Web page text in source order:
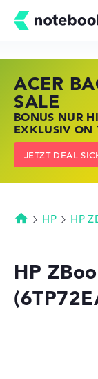
ACER
SALE
BONUS NUR
EXKLUSIV ON
JETZT DEAL
HP
JETZT
KRÄFTIG
ZU DEN HP
LENOVO
NOTEBOOKS
KRÄFTIG
LENOVO
Startseite
HP HP
HP